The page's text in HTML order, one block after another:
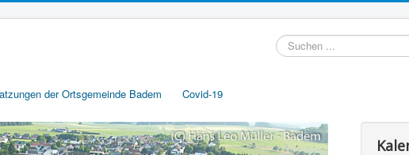
Suchen
...
der Ortsgemeinde Badem Covid-19